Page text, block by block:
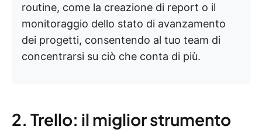
routine, come la creazione di report o il
monitoraggio dello stato di avanzamento
dei progetti, consentendo al tuo team di
concentrarsi su ciò che conta di più.
2. Trello: il miglior strumento